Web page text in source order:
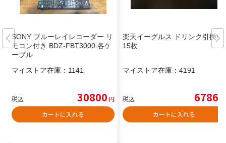
SONY ブルーレイレコーダー リ
モコン付き BDZ-FBT3000 各ケ
ーブル
マイストア在庫： 1141
税込 30800円
カートに入れる
楽天イーグルス ドリンク引換券
15枚
マイストア在庫： 4191
税込 6786
カートに入れる